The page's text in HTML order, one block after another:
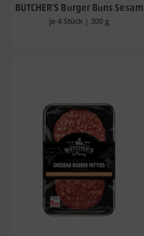
BUTCHER'S Burger Buns Sesam
je 4 Stück | 300 g